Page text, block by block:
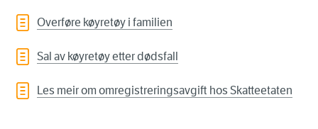
Overføre køyretøy i familien
Sal av køyretøy etter dødsfall
Les meir om omregistreringsavgift hos Skatteetaten